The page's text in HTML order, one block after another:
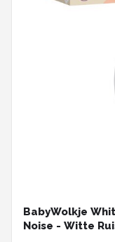
BabyWolkje
Noise - Witte